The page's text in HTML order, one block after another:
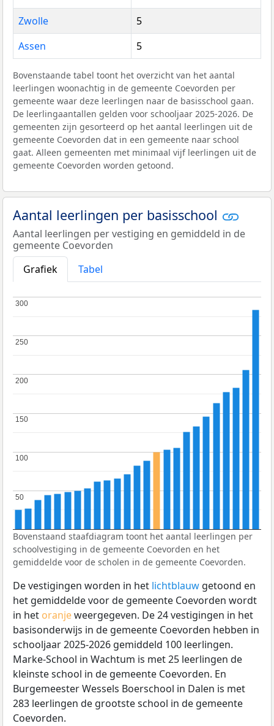
Zwolle
5
Assen
5
Bovenstaande tabel toont het overzicht van het aantal
leerlingen woonachtig in de gemeente Coevorden per
gemeente waar deze leerlingen naar de basisschool gaan.
De leerlingaantallen gelden voor schooljaar 2025-2026. De
gemeenten zijn gesorteerd op het aantal leerlingen uit de
gemeente Coevorden dat in een gemeente naar school
gaat. Alleen gemeenten met minimaal vijf leerlingen uit de
gemeente Coevorden worden getoond.
Aantal leerlingen per basisschool
Aantal leerlingen per vestiging en gemiddeld in de
gemeente Coevorden
Grafiek
Tabel
50
50
100
100
150
150
200
200
250
250
300
300
Bovenstaand staafdiagram toont het aantal leerlingen per
schoolvestiging in de gemeente Coevorden en het
gemiddelde voor de scholen in de gemeente Coevorden.
De vestigingen worden in het lichtblauw getoond en
het gemiddelde voor de gemeente Coevorden wordt
in het oranjeweergegeven. De 24 vestigingen in het
basisonderwijs in de gemeente Coevorden hebben in
schooljaar 2025-2026 gemiddeld 100 leerlingen.
Marke-School in Wachtum is met 25 leerlingen de
kleinste school in de gemeente Coevorden. En
Burgemeester Wessels Boerschool in Dalen is met
283 leerlingen de grootste school in de gemeente
Coevorden.